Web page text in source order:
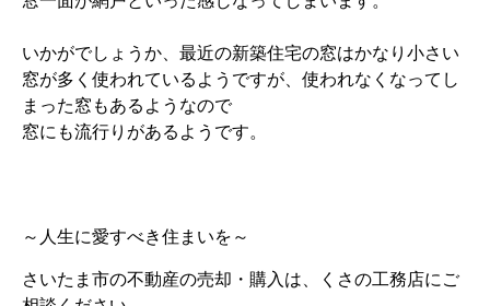
いかがでしょうか、最近の新築住宅の窓はかなり小さい
窓が多く使われているようですが、使われなくなってし
まった窓もあるようなので
窓にも流行りがあるようです。
～人生に愛すべき住まいを～
さいたま市の不動産の売却・購入は、くさの工務店にご